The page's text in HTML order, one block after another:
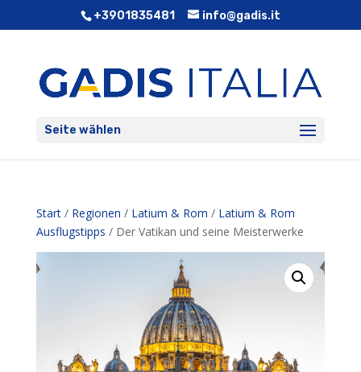
+3901835481 info@gadis.it
Seite wählen
Start/ Regionen / Latium & Rom / Latium & Rom
Ausflugstipps / Der Vatikan und seine Meisterwerke